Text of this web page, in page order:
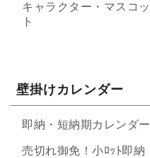
キャラクター・マスコッ
ト
壁掛けカレンダー
即納・短納期カレンダー
売切れ御免！小ﾛｯﾄ即納